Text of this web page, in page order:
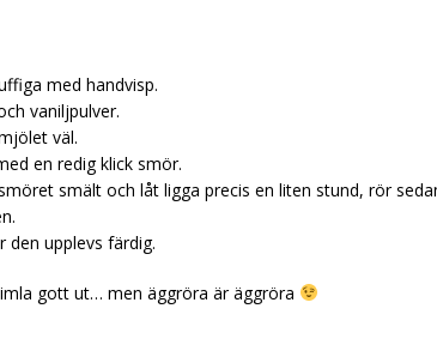
med handvisp.
vaniljpulver.
väl.
en redig klick smör.
smält och låt ligga precis en liten stund, rör
den upplevs färdig.
gott ut… men äggröra är äggröra